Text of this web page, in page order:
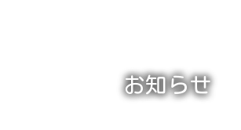
お知らせ